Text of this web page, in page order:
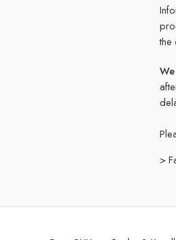
the
>